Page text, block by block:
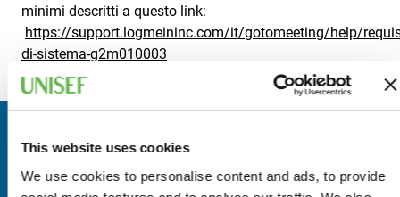
This website uses cookies
We use cookies to personalise content and ads, to provide
minimi descritti a questo link:
https://support.logmeininc.com/it/gotomeeting/help/
di-sistema-g2m010003
RELATORI
Marco Sella